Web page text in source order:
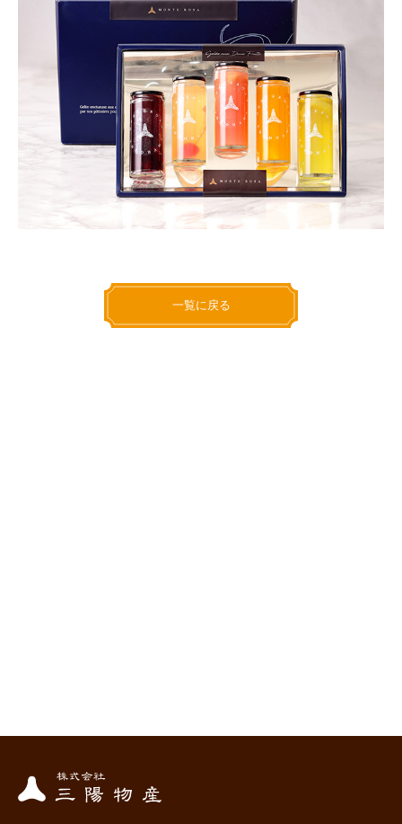
一覧に戻る